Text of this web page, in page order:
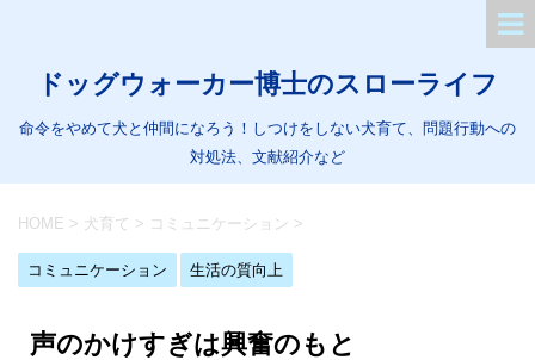
ドッグウォーカー博士のスローライフ
命令をやめて犬と仲間になろう！しつけをしない犬育て、問題行動への
対処法、文献紹介など
HOME > 犬育て > コミュニケーション >
コミュニケーション 生活の質向上
声のかけすぎは興奮のもと